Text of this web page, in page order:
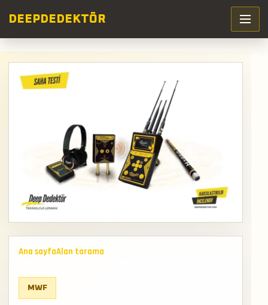
DEEP DEDEKTÖR
Ana sayfaAlan tarama
MWF